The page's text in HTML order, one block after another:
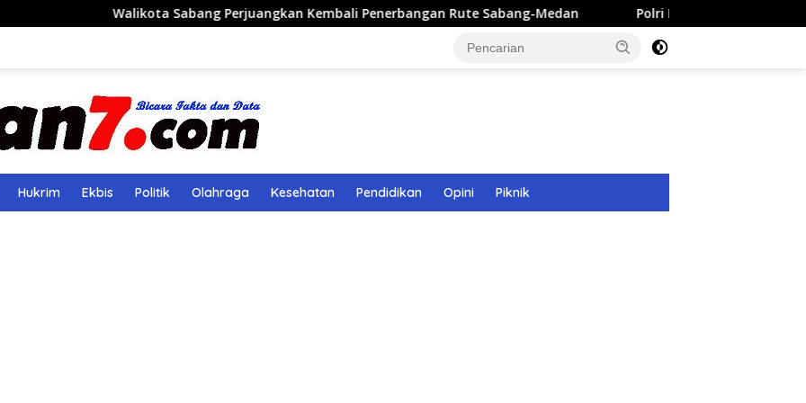
Walikota Sabang Perjuangkan Kembali Penerbangan Rute Sabang-Medan Polri Bangun 40 Titik Sumur Bor untuk
Hukrim Ekbis Politik Olahraga Kesehatan Pendidikan Opini Piknik